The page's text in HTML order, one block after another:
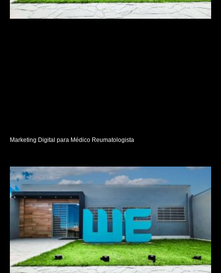
Marketing Digital para Médico Reumatologista